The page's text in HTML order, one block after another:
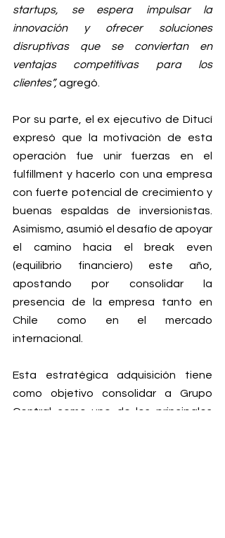
startups, se espera impulsar la
innovación y ofrecer soluciones
disruptivas que se conviertan en
ventajas competitivas para los
clientes”, agregó.
Por su parte, el ex ejecutivo de Ditucí
expresó que la motivación de esta
operación fue unir fuerzas en el
fulfillment y hacerlo con una empresa
con fuerte potencial de crecimiento y
buenas espaldas de inversionistas.
Asimismo, asumió el desafío de apoyar
el camino hacia el break even
(equilibrio financiero) este año,
apostando por consolidar la
presencia de la empresa tanto en
Chile como en el mercado
internacional.
Esta estratégica adquisición tiene
como objetivo consolidar a Grupo
Central como uno de los principales